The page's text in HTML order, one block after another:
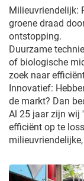
Milieuvriendelijk:
groene draad
ontstopping.
Duurzame
of biologische
zoek naar
Innovatief:
de markt? Dan
Al 25 jaar zijn wij
efficiënt op te